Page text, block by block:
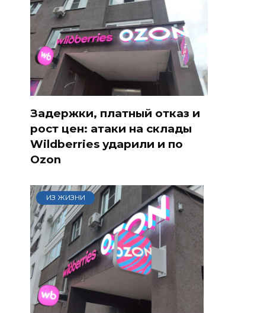
Задержки, платный отказ и
рост цен: атаки на склады
Wildberries ударили и по
Ozon
ИЗ ЖИЗНИ